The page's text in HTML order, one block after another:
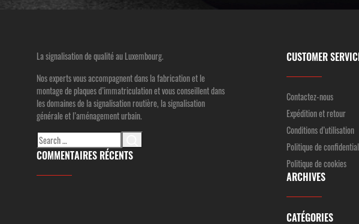
La signalisation de qualité au Luxembourg.
Nos experts vous accompagnent dans la fabrication et le
montage de plaques d’immatriculation et vous conseillent dans
les domaines de la signalisation routière, la signalisation
générale et l’aménagement urbain.
Search
for:
COMMENTAIRES RÉCENTS
CUSTOMER
Contactez-nous
Expédition et retour
Conditions d’utilisation
Politique de
Politique de cookies
ARCHIVES
CATÉGORIES